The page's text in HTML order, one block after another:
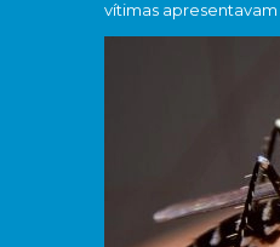
vítimas